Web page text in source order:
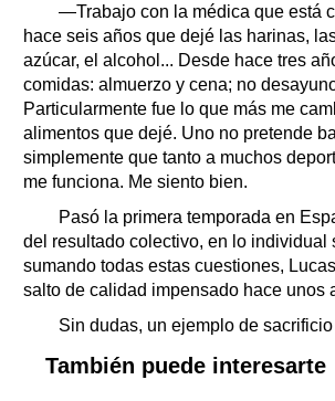
—Trabajo con la médica que está
hace seis años que dejé las harinas,
azúcar, el alcohol... Desde hace tres
comidas: almuerzo y cena; no
Particularmente fue lo que más me
alimentos que dejé. Uno no pretende
simplemente que tanto a muchos
me funciona. Me siento bien.
Pasó la primera temporada en
del resultado colectivo, en lo individual
sumando todas estas cuestiones,
salto de calidad impensado hace unos
Sin dudas, un ejemplo de
También puede interesarte